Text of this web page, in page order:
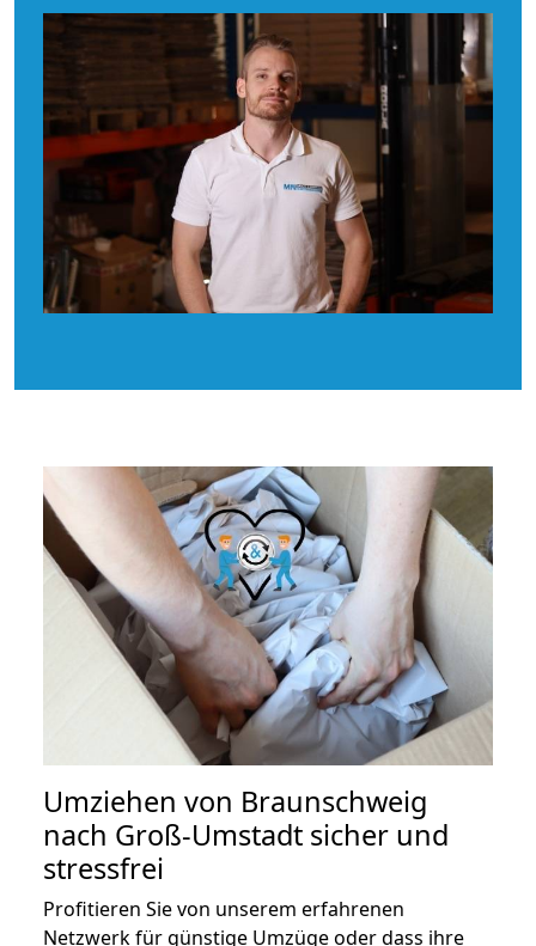
Umziehen von Braunschweig
nach Groß-Umstadt sicher und
stressfrei
Profitieren Sie von unserem erfahrenen
Netzwerk für günstige Umzüge oder dass ihre